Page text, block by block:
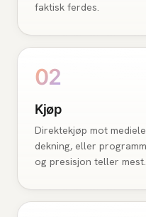
faktisk ferdes.
02
Kjøp
Direktekjøp mot
dekning, eller
og presisjon teller mest.